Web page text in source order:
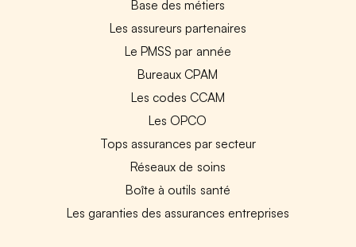
Base des métiers
Les assureurs partenaires
Le PMSS par année
Bureaux CPAM
Les codes CCAM
Les OPCO
Tops assurances par secteur
Réseaux de soins
Boîte à outils santé
Les garanties des assurances entreprises